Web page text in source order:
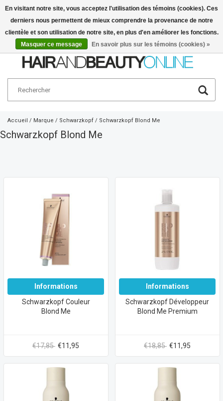
Français
Accueil / Marque / Schwarzkopf / Schwarzkopf Blond Me
Schwarzkopf Blond Me
Informations
Schwarzkopf Couleur
Blond Me
€17,85 €11,95
Informations
Schwarzkopf Développeur
Blond Me Premium
€18,85 €11,95
En visitant notre site, vous acceptez l'utilisation des témoins (cookies). Ces
derniers nous permettent de mieux comprendre la provenance de notre
clientèle et son utilisation de notre site, en plus d'en améliorer les fonctions.
Masquer ce message
En savoir plus sur les témoins (cookies) »